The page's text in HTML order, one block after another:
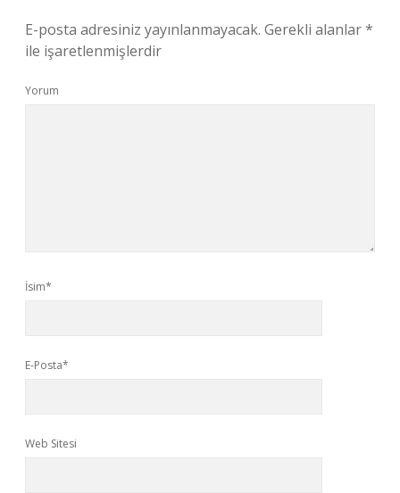
E-posta adresiniz yayınlanmayacak. Gerekli alanlar*
ile işaretlenmişlerdir
Yorum
İsim*
E-Posta*
Web Sitesi